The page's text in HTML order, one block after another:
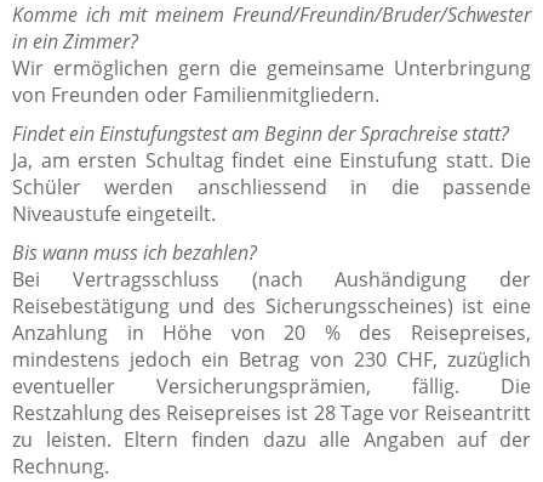
Komme ich mit meinem Freund/Freundin/Bruder/Schwester
in ein Zimmer?
Wir ermöglichen gern die gemeinsame Unterbringung
von Freunden oder Familienmitgliedern.
Findet ein Einstufungstest am Beginn der Sprachreise statt?
Ja, am ersten Schultag findet eine Einstufung statt. Die
Schüler werden anschliessend in die passende
Niveaustufe eingeteilt.
Bis wann muss ich bezahlen?
Bei Vertragsschluss (nach Aushändigung der
Reisebestätigung und des Sicherungsscheines) ist eine
Anzahlung in Höhe von 20 % des Reisepreises,
mindestens jedoch ein Betrag von 230 CHF, zuzüglich
eventueller Versicherungsprämien, fällig. Die
Restzahlung des Reisepreises ist 28 Tage vor Reiseantritt
zu leisten. Eltern finden dazu alle Angaben auf der
Rechnung.